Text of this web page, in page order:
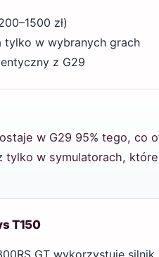
zł)
tylko w wybranych grach
z G29
w G29 95% tego, co
tylko w symulatorach,
T150
GT wykorzystuje